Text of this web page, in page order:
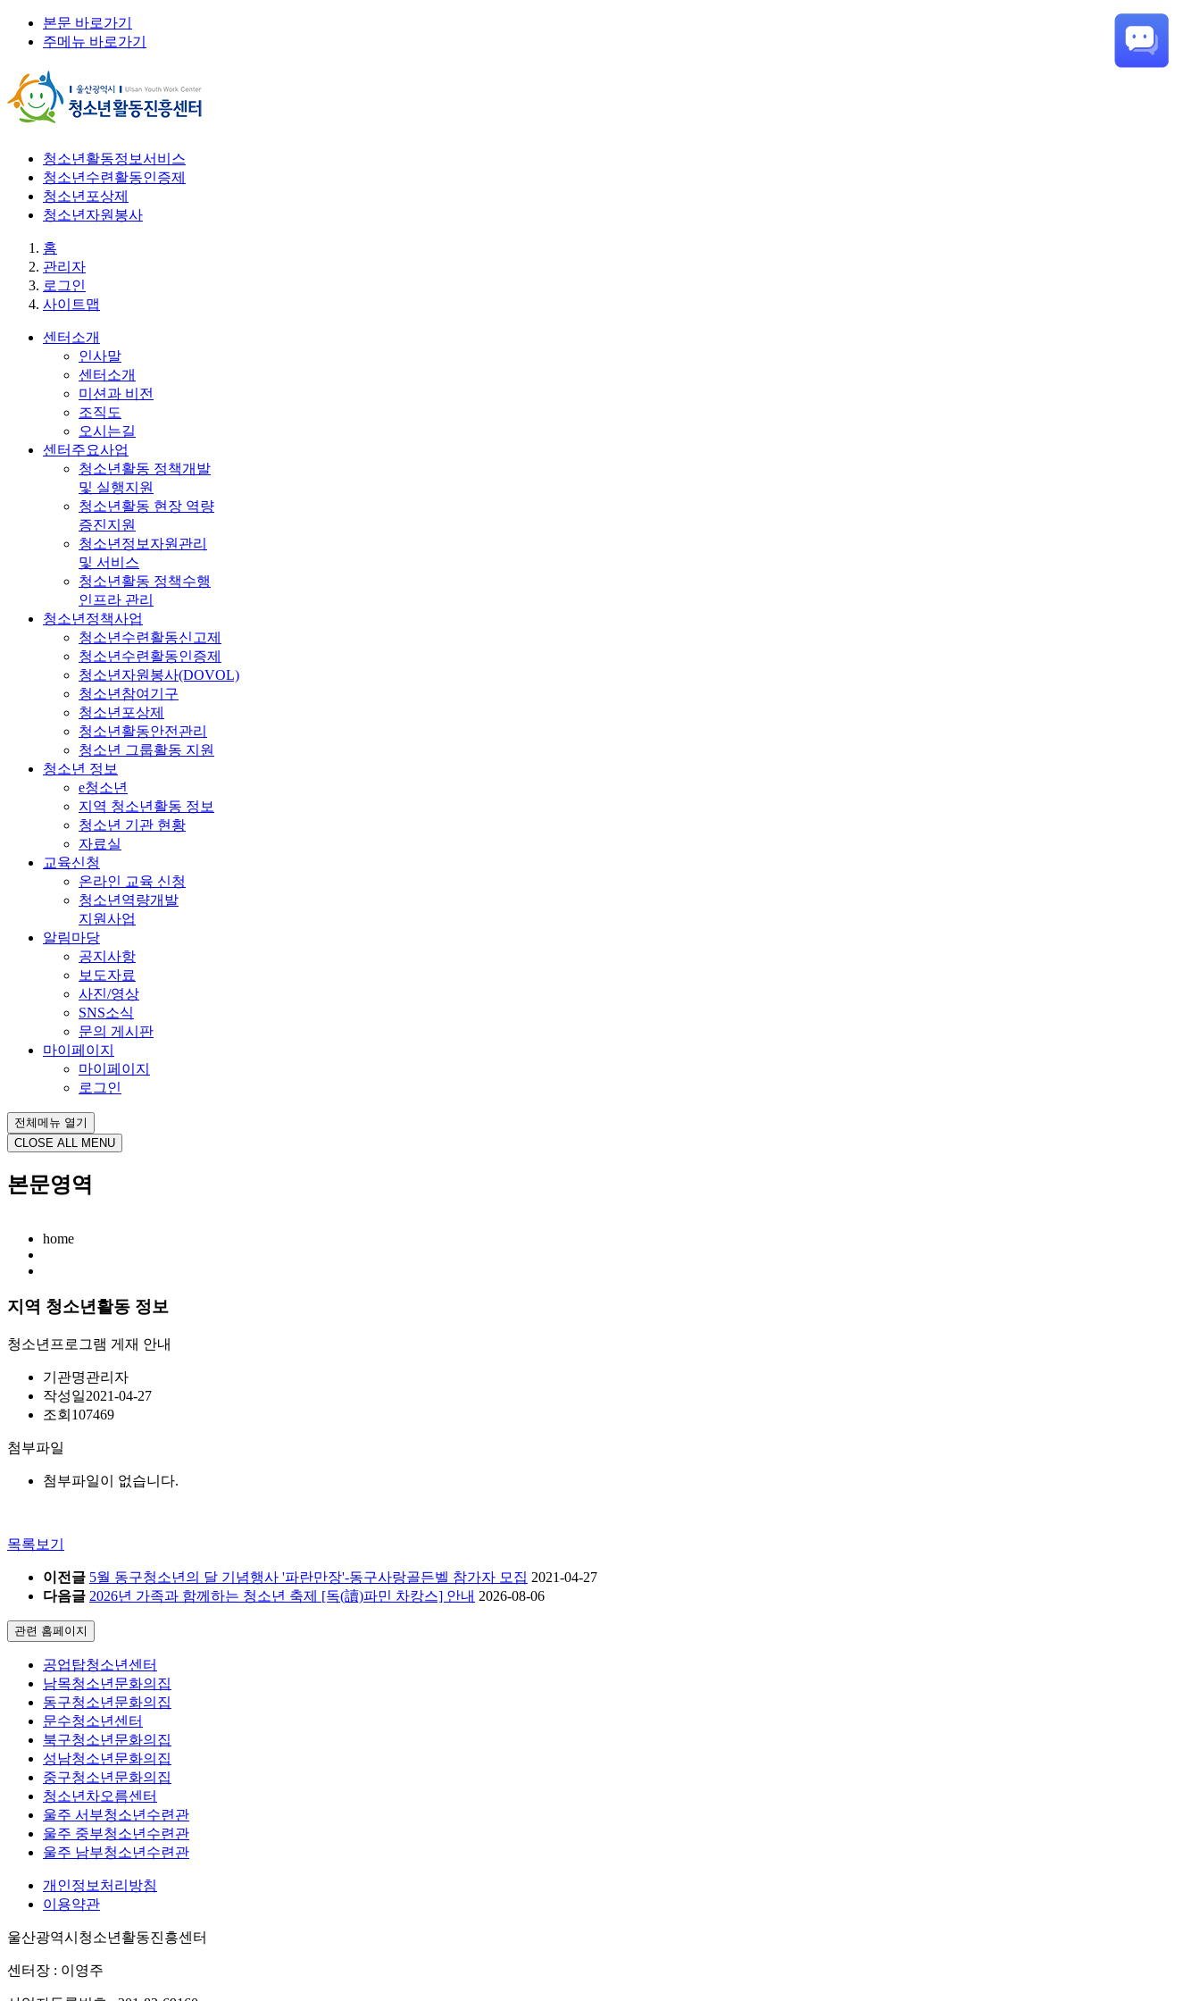
본문 바로가기
주메뉴 바로가기
청소년활동정보서비스
청소년수련활동인증제
청소년포상제
청소년자원봉사
홈
관리자
로그인
사이트맵
센터소개
인사말
센터소개
미션과 비전
조직도
오시는길
센터주요사업
청소년활동 정책개발
및 실행지원
청소년활동 현장 역량
증진지원
청소년정보자원관리
및 서비스
청소년활동 정책수행
인프라 관리
청소년정책사업
청소년수련활동신고제
청소년수련활동인증제
청소년자원봉사(DOVOL)
청소년참여기구
청소년포상제
청소년활동안전관리
청소년 그룹활동 지원
청소년 정보
e청소년
지역 청소년활동 정보
청소년 기관 현황
자료실
교육신청
온라인 교육 신청
청소년역량개발
지원사업
알림마당
공지사항
보도자료
사진/영상
SNS소식
문의 게시판
마이페이지
마이페이지
로그인
전체메뉴 열기
CLOSE ALL MENU
본문영역
home
지역 청소년활동 정보
청소년프로그램 게재 안내
기관명관리자
작성일2021-04-27
조회 107469
첨부파일
첨부파일이 없습니다.
목록보기
이전글 5월 동구청소년의 달 기념행사 '파란만장'-동구사랑골든벨 참가자 모집 2021-04-27
다음글 2026년 가족과 함께하는 청소년 축제 [독(讀)파민 차캉스] 안내 2026-08-06
관련 홈페이지
공업탑청소년센터
남목청소년문화의집
동구청소년문화의집
문수청소년센터
북구청소년문화의집
성남청소년문화의집
중구청소년문화의집
청소년차오름센터
울주 서부청소년수련관
울주 중부청소년수련관
울주 남부청소년수련관
개인정보처리방침
이용약관
울산광역시청소년활동진흥센터
센터장 : 이영주